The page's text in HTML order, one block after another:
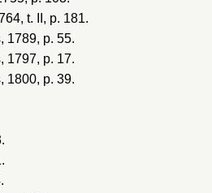
, t. II, p. 181.
1789, p. 55.
1797, p. 17.
1800, p. 39.